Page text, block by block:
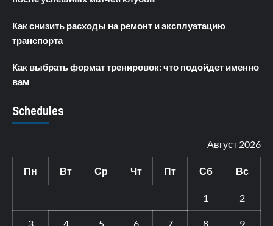
Как снизить расходы на ремонт и эксплуатацию
транспорта
Как выбрать формат тренировок: что подойдет именно
вам
Schedules
Август 2026
Пн Вт Ср Чт Пт Сб Вс
1 2
3 4 5 6 7 8 9